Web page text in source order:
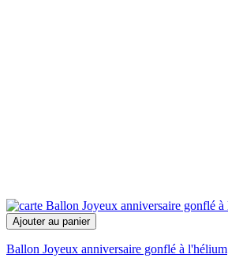
Ajouter au panier
Ballon Joyeux anniversaire gonflé à l'hélium